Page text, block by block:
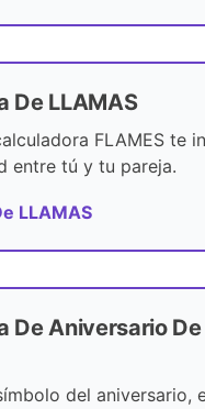
De LLAMAS
FLAMES te
entre tú y tu pareja.
LLAMAS
De Aniversario De
del aniversario,